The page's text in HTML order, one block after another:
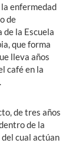
enfermedad
de
la Escuela
que forma
lleva años
café en la
de tres años
de la
cual actúan